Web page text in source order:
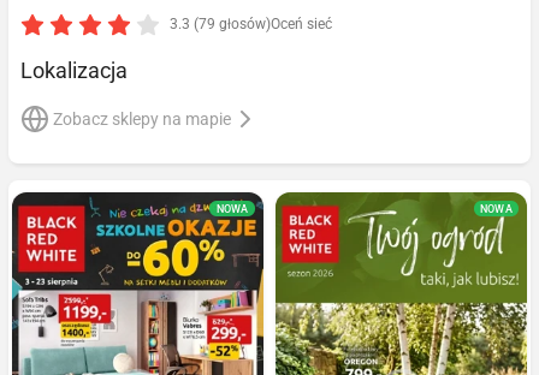
3.3 (79 głosów)Oceń sieć
Lokalizacja
Zobacz sklepy na mapie
NOWA NOWA